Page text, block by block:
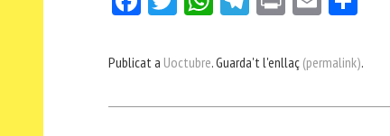
bo er ts
p
gr
m
ail pa
ei
Publicat a Uoctubre. Guarda't l'enllaç (permalink).